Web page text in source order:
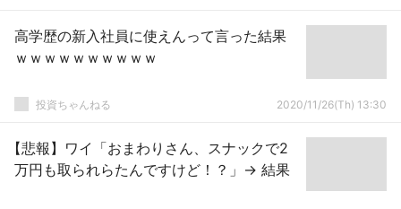
高学歴の新入社員に使えんって言った結果
ｗｗｗｗｗｗｗｗｗｗ
投資ちゃんねる 2020/11/26(Th) 13:30
【悲報】ワイ「おまわりさん、スナックで2
万円も取られらたんですけど！？」→ 結果